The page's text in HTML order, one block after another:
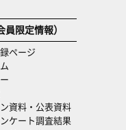
限定情報）
ページ
資料・公表資料
ケート調査結果